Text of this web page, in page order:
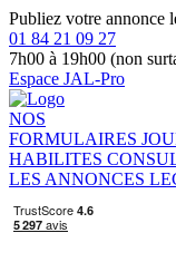
Publiez votre annonce
01 84 21 09 27
7h00 à 19h00 (non
Espace JAL-Pro
NOS
FORMULAIRES
HABILITES
LES ANNONCES